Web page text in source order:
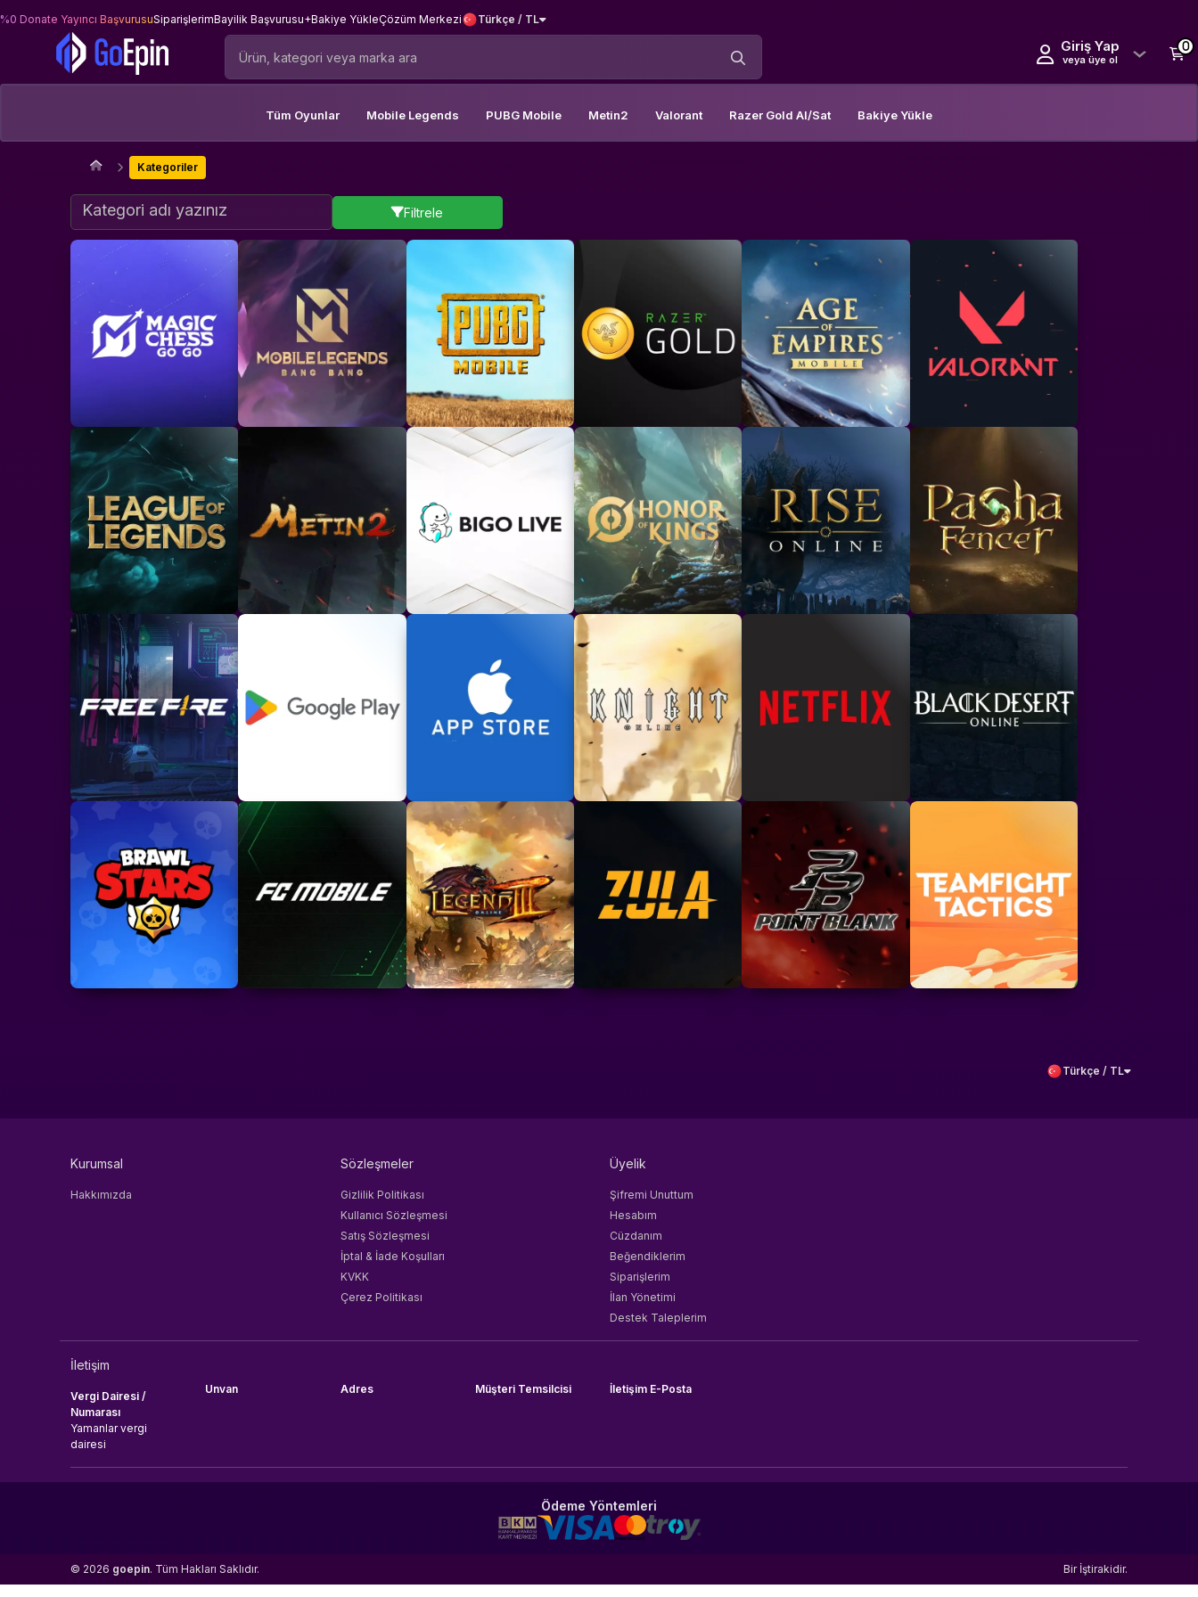
%0 Donate Yayıncı BaşvurusuSiparişlerimBayilik Başvurusu+Bakiye YükleÇözüm Merkezi Türkçe / TL
Giriş Yap
veya üye ol
0
Tüm Oyunlar Mobile Legends PUBG Mobile Metin2 Valorant Razer Gold Al/Sat Bakiye Yükle
Kategoriler
Filtrele
Türkçe / TL
Kurumsal
Hakkımızda
Sözleşmeler
Gizlilik Politikası
Kullanıcı Sözleşmesi
Satış Sözleşmesi
İptal & İade Koşulları
KVKK
Çerez Politikası
Üyelik
Şifremi Unuttum
Hesabım
Cüzdanım
Beğendiklerim
Siparişlerim
İlan Yönetimi
Destek Taleplerim
İletişim
Vergi Dairesi /
Numarası
Yamanlar vergi
dairesi
Unvan Adres Müşteri Temsilcisi İletişim E-Posta
Ödeme Yöntemleri
© 2026 goepin. Tüm Hakları Saklıdır. Bir İştirakidir.